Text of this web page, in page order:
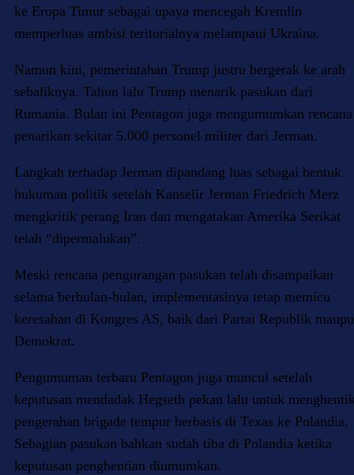
ke Eropa Timur sebagai upaya mencegah Kremlin
memperluas ambisi teritorialnya melampaui Ukraina.
Namun kini, pemerintahan Trump justru bergerak ke arah
sebaliknya. Tahun lalu Trump menarik pasukan dari
Rumania. Bulan ini Pentagon juga mengumumkan rencana
penarikan sekitar 5.000 personel militer dari Jerman.
Langkah terhadap Jerman dipandang luas sebagai bentuk
hukuman politik setelah Kanselir Jerman Friedrich Merz
mengkritik perang Iran dan mengatakan Amerika Serikat
telah “dipermalukan”.
Meski rencana pengurangan pasukan telah disampaikan
selama berbulan-bulan, implementasinya tetap memicu
keresahan di Kongres AS, baik dari Partai Republik
Demokrat.
Pengumuman terbaru Pentagon juga muncul setelah
keputusan mendadak Hegseth pekan lalu untuk
pengerahan brigade tempur berbasis di Texas ke Polandia.
Sebagian pasukan bahkan sudah tiba di Polandia ketika
keputusan penghentian diumumkan.